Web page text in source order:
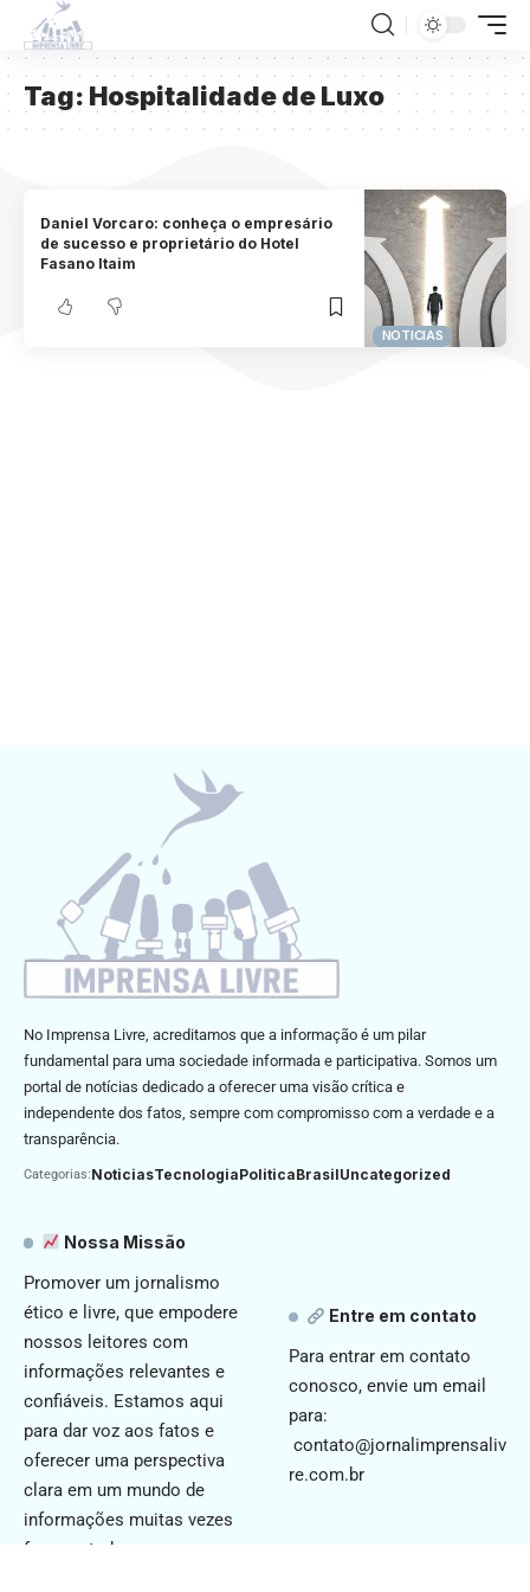
Tag: Hospitalidade de Luxo
NOTICIAS
Daniel Vorcaro: conheça o empresário
de sucesso e proprietário do Hotel
Fasano Itaim
No Imprensa Livre, acreditamos que a informação é um pilar
fundamental para uma sociedade informada e participativa. Somos um
portal de notícias dedicado a oferecer uma visão crítica e
independente dos fatos, sempre com compromisso com a verdade e a
transparência.
Categorias:NoticiasTecnologiaPoliticaBrasilUncategorized
Nossa Missão
Promover um jornalismo
ético e livre, que empodere
nossos leitores com
informações relevantes e
confiáveis. Estamos aqui
para dar voz aos fatos e
oferecer uma perspectiva
clara em um mundo de
informações muitas vezes
fragmentadas.
Entre em contato
Para entrar em contato
conosco, envie um email
para:
contato@jornalimprensaliv
re.com.br